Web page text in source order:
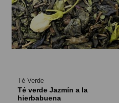
Té Verde
Té verde Jazmín a la
hierbabuena